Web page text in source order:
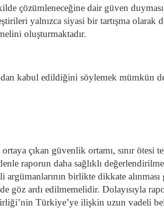
çözümleneceğine dair güven
yalnızca siyasi bir tartışma
oluşturmaktadır.
kabul edildiğini söylemek mümkün
çıkan güvenlik ortamı, sınır ötesi
raporun daha sağlıklı
birlikte dikkate
göz ardı edilmemelidir. Dolayısıyla
Türkiye’ye ilişkin uzun vadeli